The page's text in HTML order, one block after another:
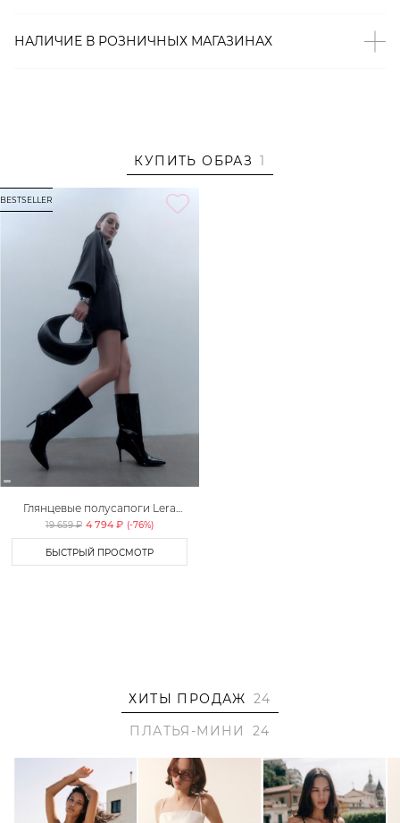
материал, который хорошо сохраняет форму и цвет.
НАЛИЧИЕ В РОЗНИЧНЫХ МАГАЗИНАХ
КУПИТЬ ОБРАЗ 1
BESTSELLER
Глянцевые полусапоги Lera
Nena Unreal
19 659 ₽ 4 794 ₽ (-76%)
БЫСТРЫЙ ПРОСМОТР
ХИТЫ ПРОДАЖ 24
ПЛАТЬЯ-МИНИ
24